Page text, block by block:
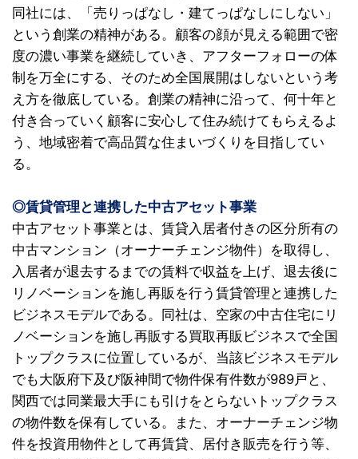
同社には、「売りっぱなし・建てっぱなしにしない」
という創業の精神がある。顧客の顔が見える範囲で密
度の濃い事業を継続していき、アフターフォローの体
制を万全にする、そのため全国展開はしないという考
え方を徹底している。創業の精神に沿って、何十年と
付き合っていく顧客に安心して住み続けてもらえるよ
う、地域密着で高品質な住まいづくりを目指してい
る。
◎賃貸管理と連携した中古アセット事業
中古アセット事業とは、賃貸入居者付きの区分所有の
中古マンション（オーナーチェンジ物件）を取得し、
入居者が退去するまでの賃料で収益を上げ、退去後に
リノベーションを施し再販を行う賃貸管理と連携した
ビジネスモデルである。同社は、空家の中古住宅にリ
ノベーションを施し再販する買取再販ビジネスで全国
トップクラスに位置しているが、当該ビジネスモデル
でも大阪府下及び阪神間で物件保有件数が989戸と、
関西では同業最大手にも引けをとらないトップクラス
の物件数を保有している。また、オーナーチェンジ物
件を投資用物件として再賃貸、居付き販売を行う等、